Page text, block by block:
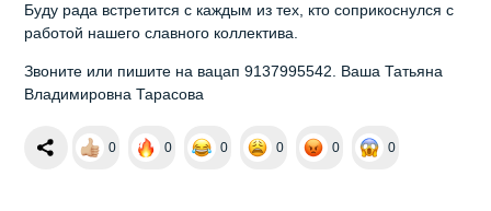
Буду рада встретится с каждым из тех, кто соприкоснулся с
работой нашего славного коллектива.
Звоните или пишите на вацап 9137995542. Ваша Татьяна
Владимировна Тарасова
0 0 0 0 0 0